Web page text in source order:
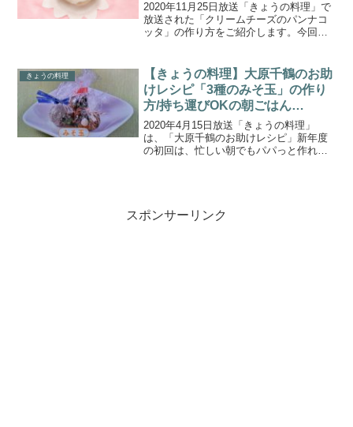
2020年11月25日放送「きょうの料理」で
放送された「クリームチーズのパンナコ
ッタ」の作り方をご紹介します。今回の
のレシピを紹介してくれました。こちら
でご紹介する「ク...
きょうの料理
【きょうの料理】大原千鶴のお助
けレシピ「3種のみそ玉」の作り
方/持ち運びOKの朝ごはん
(2020.4.15)
2020年4月15日放送「きょうの料理」
は、「大原千鶴のお助けレシピ」新年度
の初回は、忙しい朝でもパパっと作れて
スポンサーリンク